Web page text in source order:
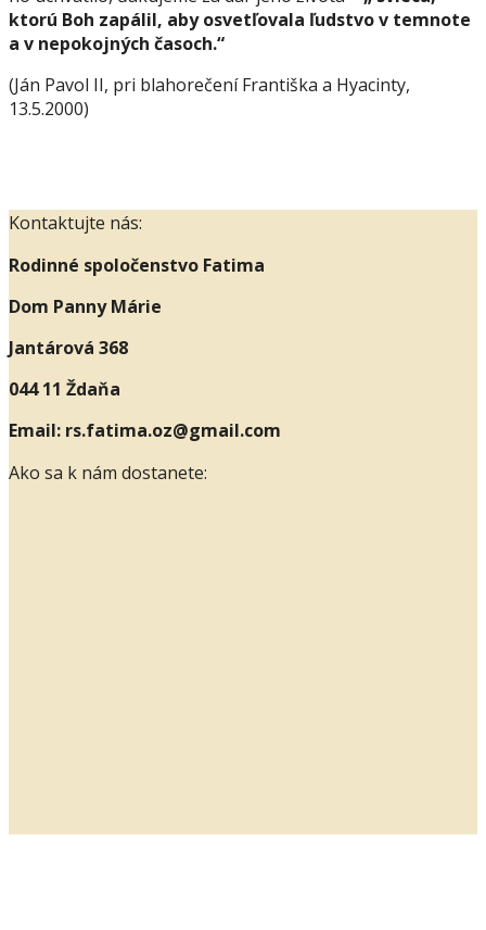
ktorú Boh zapálil, aby osvetľovala ľudstvo v temnote
a v nepokojných časoch.“
(Ján Pavol II, pri blahorečení Františka a Hyacinty,
13.5.2000)
Kontaktujte nás:
Rodinné spoločenstvo Fatima
Dom Panny Márie
Jantárová 368
044 11 Ždaňa
Email: rs.fatima.oz@gmail.com
Ako sa k nám dostanete: